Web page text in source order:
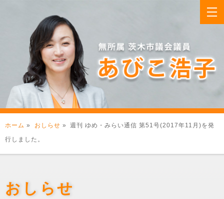
ホーム » おしらせ » 週刊 ゆめ・みらい通信 第51号(2017年11月)を発
行しました。
おしらせ